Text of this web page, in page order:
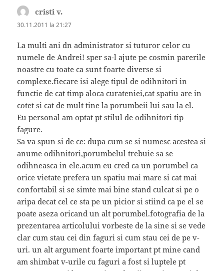
cristi v.
30.11.2011 la 21:27
La multi ani dn administrator si tuturor celor cu
numele de Andrei! sper sa-l ajute pe cosmin parerile
noastre cu toate ca sunt foarte diverse si
complexe.fiecare isi alege tipul de odihnitori in
functie de cat timp aloca curateniei,cat spatiu are in
cotet si cat de mult tine la porumbeii lui sau la el.
Eu personal am optat pt stilul de odihnitori tip
fagure.
Sa va spun si de ce: dupa cum se si numesc acestea si
anume odihnitori,porumbelul trebuie sa se
odihneasca in ele.acum eu cred ca un porumbel ca
orice vietate prefera un spatiu mai mare si cat mai
confortabil si se simte mai bine stand culcat si pe o
aripa decat cel ce sta pe un picior si stiind ca pe el se
poate aseza oricand un alt porumbel.fotografia de la
prezentarea articolului vorbeste de la sine si se vede
clar cum stau cei din faguri si cum stau cei de pe v-
uri. un alt argument foarte important pt mine cand
am shimbat v-urile cu faguri a fost si luptele pt